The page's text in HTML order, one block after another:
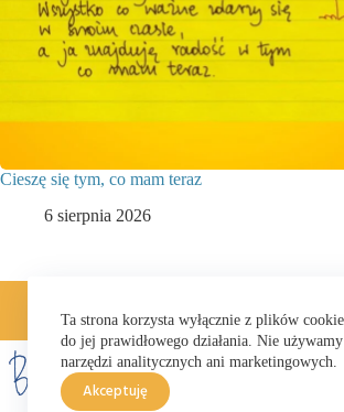
Ta strona korzysta wyłącznie z plików
do jej prawidłowego działania. Nie
narzędzi analitycznych ani marketingowych.
Akceptuję
Cieszę się tym, co mam teraz
6 sierpnia 2026
Książki
Kuchnia